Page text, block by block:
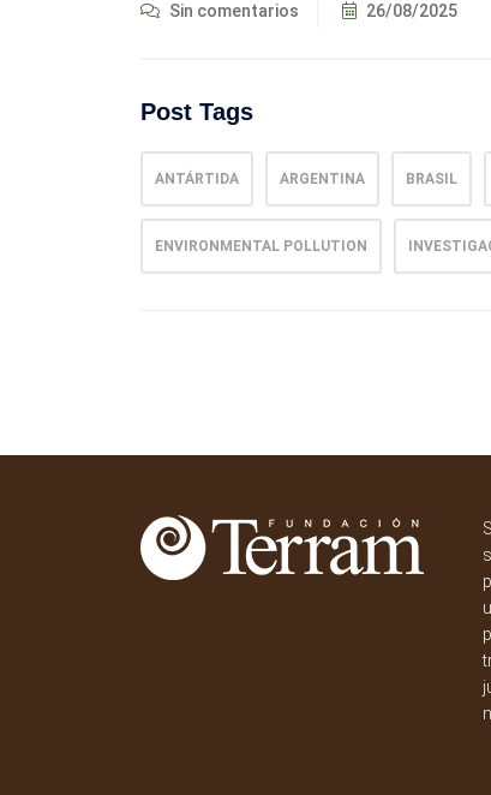
Sin comentarios 26/08/2025
Post Tags
ANTÁRTIDA ARGENTINA BRASIL
ENVIRONMENTAL POLLUTION